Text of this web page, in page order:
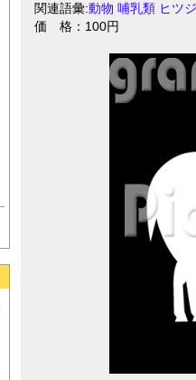
関連語彙:動物 哺乳類 ヒツジ
価 格：100円